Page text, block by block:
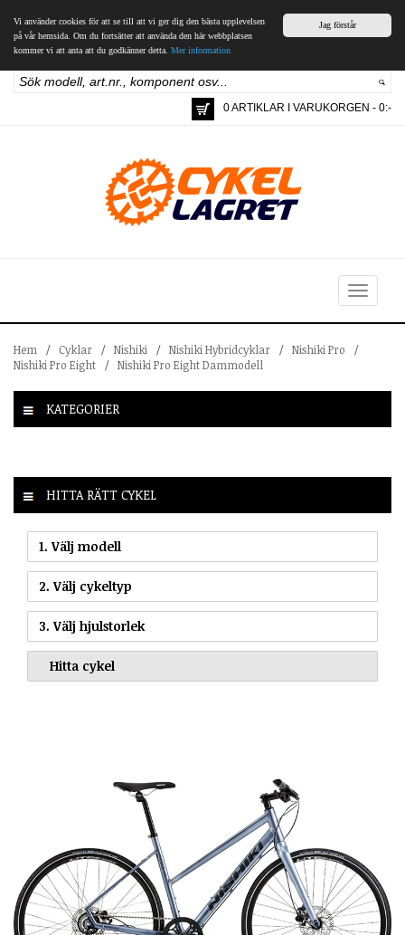
Jag förstår
Vi använder cookies för att se till att vi ger dig den bästa upplevelsen
på vår hemsida. Om du fortsätter att använda den här webbplatsen
kommer vi att anta att du godkänner detta. Mer information
0 ARTIKLAR I VARUKORGEN - 0:-
Toggle
navigation
Hem / Cyklar / Nishiki / Nishiki Hybridcyklar / Nishiki Pro
/
Nishiki Pro Eight
/ Nishiki Pro Eight Dammodell
KATEGORIER
HITTA RÄTT CYKEL
1. Välj modell
2. Välj cykeltyp
3. Välj hjulstorlek